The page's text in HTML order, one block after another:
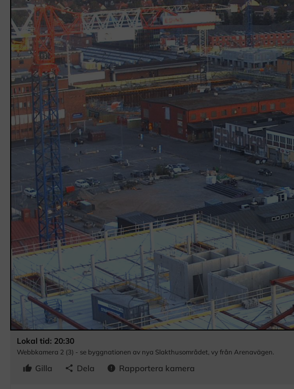
Lokal tid: 20:30
Webbkamera 2 (3) - se byggnationen av nya Slakthusområdet, vy från Arenavägen.
thumb_up Gilla share Dela error Rapportera kamera